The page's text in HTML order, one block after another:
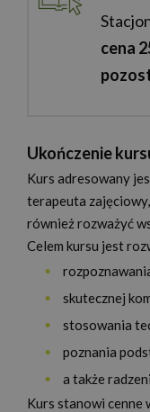
cena
Ukończenie
Kurs adresowany
terapeuta
również rozważyć
Celem kursu jest
skutecznej
stosowania
poznania
a także
Kurs stanowi cenne